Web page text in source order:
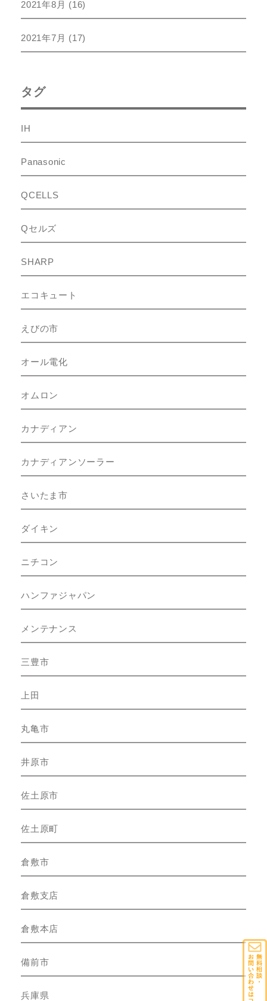
2021年8月 (16)
2021年7月 (17)
タグ
IH
Panasonic
QCELLS
Qセルズ
SHARP
エコキュート
えびの市
オール電化
オムロン
カナディアン
カナディアンソーラー
さいたま市
ダイキン
ニチコン
ハンファジャパン
メンテナンス
三豊市
上田
丸亀市
井原市
佐土原市
佐土原町
倉敷市
倉敷支店
倉敷本店
備前市
兵庫県